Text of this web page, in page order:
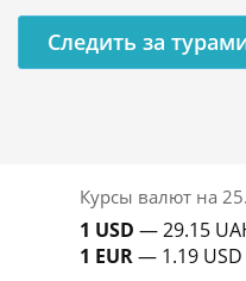
Следить за
Курсы валют на
1 USD — 29.15
1 EUR— 1.19 USD